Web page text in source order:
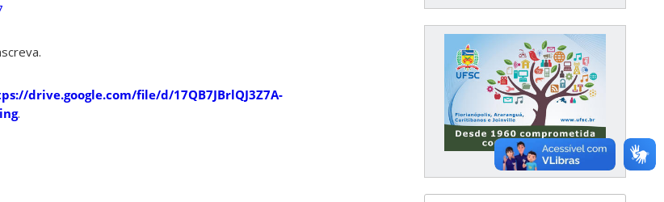
drive.google.com/file/d/17QB7JBrlQJ3Z7A-
.